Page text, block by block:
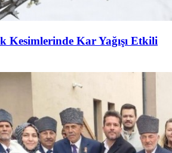
Kesimlerinde Kar Yağışı Etkili